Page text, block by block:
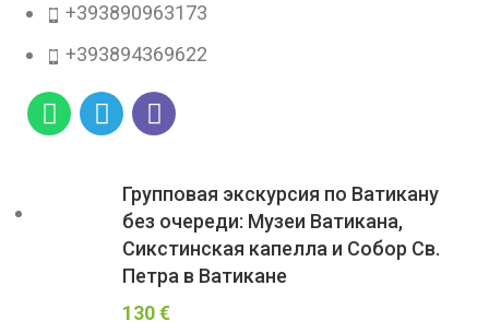
+393890963173
+393894369622
Групповая экскурсия по Ватикану
без очереди: Музеи Ватикана,
Сикстинская капелла и Собор Св.
Петра в Ватикане
130€